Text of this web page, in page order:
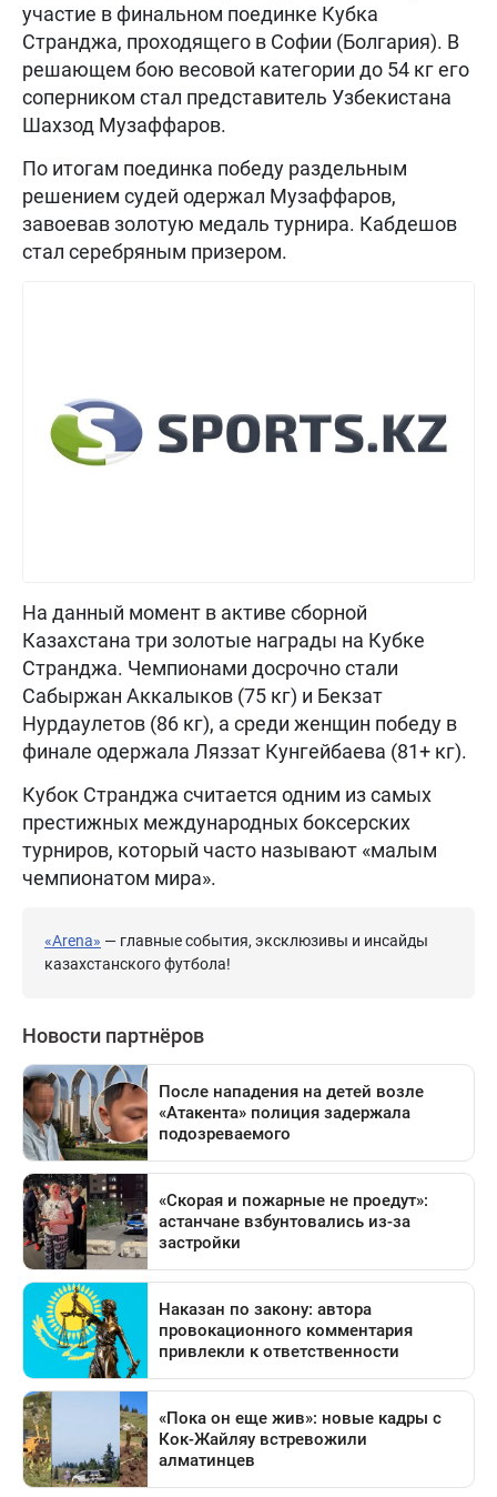
участие в финальном поединке Кубка
Странджа, проходящего в Софии (Болгария). В
решающем бою весовой категории до 54 кг его
соперником стал представитель Узбекистана
Шахзод Музаффаров.
По итогам поединка победу раздельным
решением судей одержал Музаффаров,
завоевав золотую медаль турнира. Кабдешов
стал серебряным призером.
На данный момент в активе сборной
Казахстана три золотые награды на Кубке
Странджа. Чемпионами досрочно стали
Сабыржан Аккалыков (75 кг) и Бекзат
Нурдаулетов (86 кг), а среди женщин победу в
финале одержала Ляззат Кунгейбаева (81+ кг).
Кубок Странджа считается одним из самых
престижных международных боксерских
турниров, который часто называют «малым
чемпионатом мира».
«Arena» — главные события, эксклюзивы и инсайды
казахстанского футбола!